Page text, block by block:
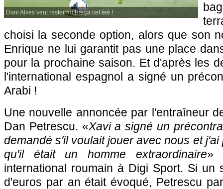
Dani Alves veut rester au Barça cet été !
choisi la seconde option, alors que son
Enrique ne lui garantit pas une place
pour la prochaine saison. Et d'après les
l'international espagnol a signé un
Arabi !
Une nouvelle annoncée par l'entraîneur
Dan Petrescu. «Xavi a signé un
demandé s'il voulait jouer avec nous et
qu'il était un homme extraordinaire»
international roumain à Digi Sport. Si un
d'euros par an était évoqué, Petrescu